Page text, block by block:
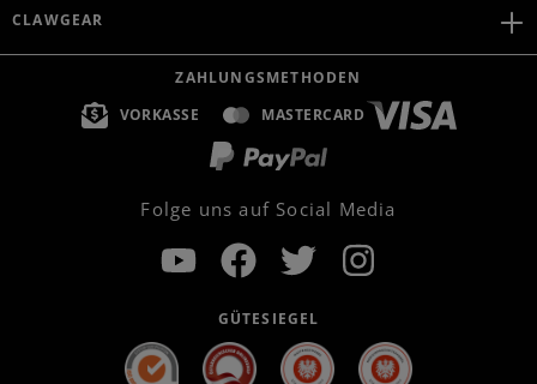
CLAWGEAR
ZAHLUNGSMETHODEN
VORKASSE
MASTERCARD
Folge uns auf Social Media
GÜTESIEGEL